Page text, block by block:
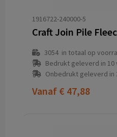
1916722-240000-5
Craft Join Pile
3054in totaal op
Bedrukt geleverd in 10
Onbedrukt geleverd in
Vanaf € 47,88